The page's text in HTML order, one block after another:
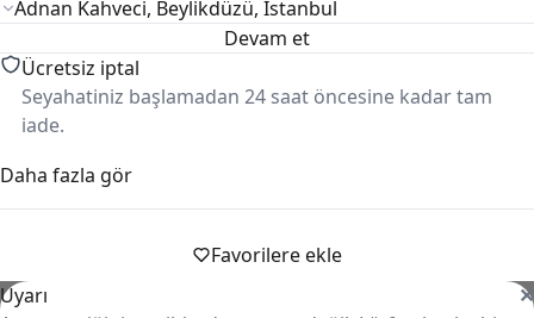
Devam et
Ücretsiz iptal
Seyahatiniz başlamadan 24 saat öncesine kadar tam
iade.
Güvenli ödeme
Ödemeleriniz güvenle alınır ve süreç boyunca korunur.
Kiralama koşullarına göre günlük/haftalık km limiti
Daha fazla gör
Favorilere ekle
Uyarı
✕
Sorunsuz bir kiralama deneyimi için Rentiva her adımda